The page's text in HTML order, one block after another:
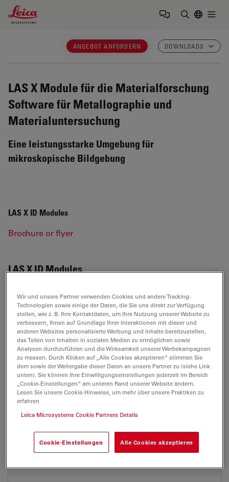
Leica Microsystems Logo
ANGEBOT ANFORDERN DOWNLOADS
LAS X Module für die Materialforschung
Software für Metallographie und
Materialuntersuchung
Eine leistungsstarke Umgebung für
mikroskopische Bildgebung
LAS X ID Modules
Brochure or flyer
LAS X ID Modules
BROCHURE OR FLYER
Leica LAS X Software Module 2D Analysis
Expert EN
Jul 27, 2026 PDF, 1 MB
DOWNLOAD
Leica LAS X Software Module Cast Iron
Jul 27, 2026 PDF, 1 MB
Wir und unsere Partner verwenden Cookies und andere Tracking-
Technologien sowie einige der Daten, die Sie uns direkt zur Verfügung
stellen, wie z. B. Ihre Kontaktdaten, um Ihre Nutzung unserer Website zu
verbessern, Ihnen auf Grundlage Ihrer Interaktionen mit dieser und
anderen Websites personalisierte Werbung und Inhalte bereitzustellen,
das Teilen von Inhalten in sozialen Medien zu ermöglichen sowie
Analysen durchzuführen und die Wirksamkeit unserer Werbekampagnen
zu messen. Durch Klicken auf „Alle Cookies akzeptieren“ stimmen Sie
dem sowie der Weitergabe dieser Daten an unsere Partner zu (siehe Link
unten). Sie können Ihre Einwilligungseinstellungen jederzeit im Bereich
„Cookie-Einstellungen“ am unteren Rand unserer Website ändern.
Lesen Sie unsere Cookie-Hinweise, um mehr über unsere Praktiken zu
erfahren
Leica Microsystems Cookie Partners Details
Cookie-Einstellungen Alle Cookies akzeptieren